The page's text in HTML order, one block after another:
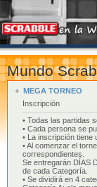
Mundo